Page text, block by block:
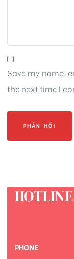
Save my name,
the next time I
HOTLINE
PHONE